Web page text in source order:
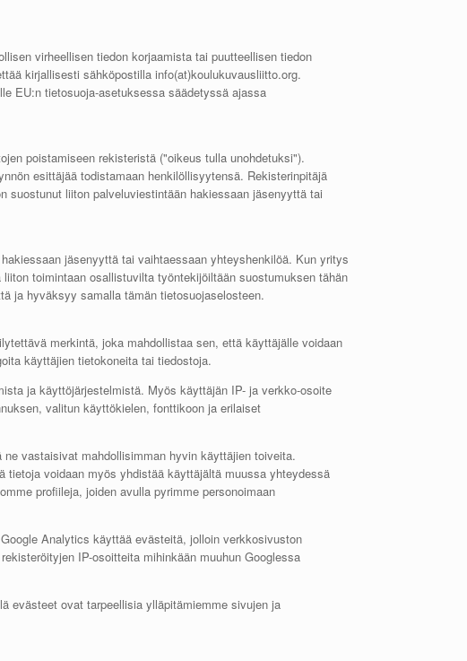
virheellisen tiedon korjaamista tai puutteellisen tiedon
kirjallisesti sähköpostilla info(at)koulukuvausliitto.org.
EU:n tietosuoja-asetuksessa säädetyssä ajassa
poistamiseen rekisteristä ("oikeus tulla unohdetuksi").
esittäjää todistamaan henkilöllisyytensä. Rekisterinpitäjä
suostunut liiton palveluviestintään hakiessaan jäsenyyttä tai
jäsenyyttä tai vaihtaessaan yhteyshenkilöä. Kun yritys
toimintaan osallistuvilta työntekijöiltään suostumuksen tähän
ja hyväksyy samalla tämän tietosuojaselosteen.
merkintä, joka mahdollistaa sen, että käyttäjälle voidaan
käyttäjien tietokoneita tai tiedostoja.
ja käyttöjärjestelmistä. Myös käyttäjän IP- ja verkko-osoite
valitun käyttökielen, fonttikoon ja erilaiset
vastaisivat mahdollisimman hyvin käyttäjien toiveita.
voidaan myös yhdistää käyttäjältä muussa yhteydessä
profiileja, joiden avulla pyrimme personoimaan
Analytics käyttää evästeitä, jolloin verkkosivuston
IP-osoitteita mihinkään muuhun Googlessa
evästeet ovat tarpeellisia ylläpitämiemme sivujen ja